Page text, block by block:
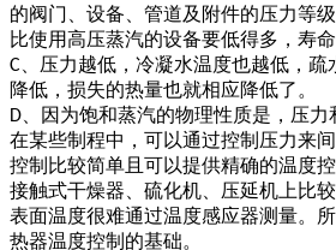
的阀门、设备、管道及附件的压力等
比使用高压蒸汽的设备要低得多，寿命
C 、压力越低，冷凝水温度也越低，
降低，损失的热量也就相应降低了。
D 、因为饱和蒸汽的物理性质是，压力
在某些制程中，可以通过控制压力来
控制比较简单且可以提供精确的温度
接触式干燥器、硫化机、压延机上比
表面温度很难通过温度感应器测量。
热器温度控制的基础。